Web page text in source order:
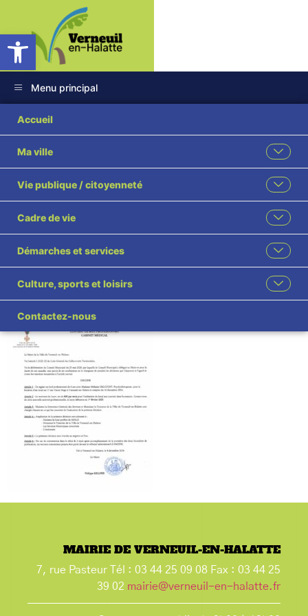
Ouvrir la barre d’outils
Menu principal
Accueil
Ma ville
Vie publique / citoyenneté
Cadre de vie
Démarches et services
Culture, sports et loisirs
Contactez-nous
45 2024 Location
cabinet médical
DELCOURT
Psychothérapeuthe
visé
MAIRIE DE VERNEUIL-EN-HALATTE
7, rue Pasteur Tél : 03 44 25 09 08 Fax : 03 44 25
39 02 mairie@verneuil-en-halatte.fr